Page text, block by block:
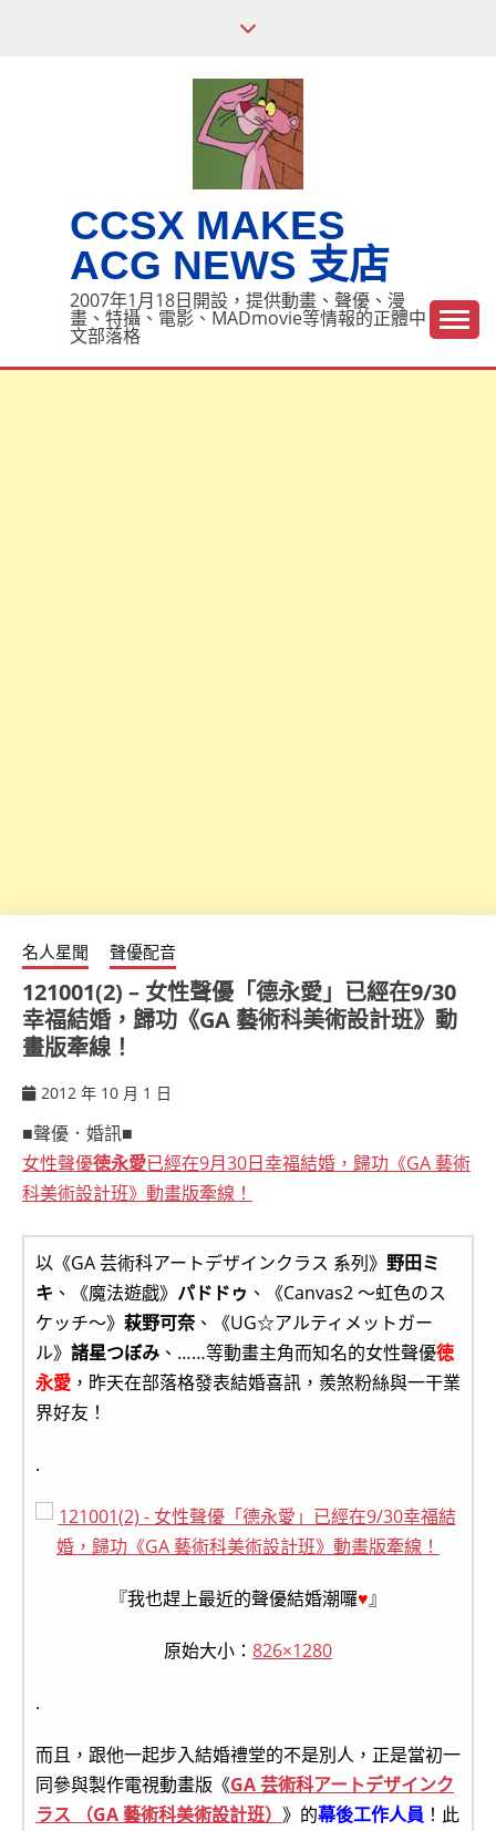
CCSX MAKES
ACG NEWS 支店
2007年1月18日開設，提供動畫、聲優、漫
畫、特攝、電影、MADmovie等情報的正體中
文部落格
名人星聞 聲優配音
121001(2) – 女性聲優「德永愛」已經在9/30
幸福結婚，歸功《GA 藝術科美術設計班》動
畫版牽線！
2012 年 10 月 1 日
■聲優．婚訊■
女性聲優徳永愛已經在9月30日幸福結婚，歸功《GA 藝術
科美術設計班》動畫版牽線！
以《GA 芸術科アートデザインクラス 系列》 野田ミ
キ 、《魔法遊戯》 パドドゥ 、《Canvas2 〜虹色のス
ケッチ〜》 萩野可奈、《UG☆アルティメットガー
ル》 諸星つぼみ 、……等動畫主角而知名的女性聲優徳
永愛 ，昨天在部落格發表結婚喜訊，羨煞粉絲與一干業
界好友！
.
『我也趕上最近的聲優結婚潮囉♥』
原始大小： 826×1280
.
而且，跟他一起步入結婚禮堂的不是別人，正是當初一
同參與製作電視動畫版《GA 芸術科アートデザインク
ラス （GA 藝術科美術設計班） 》的幕後工作人員 ！此